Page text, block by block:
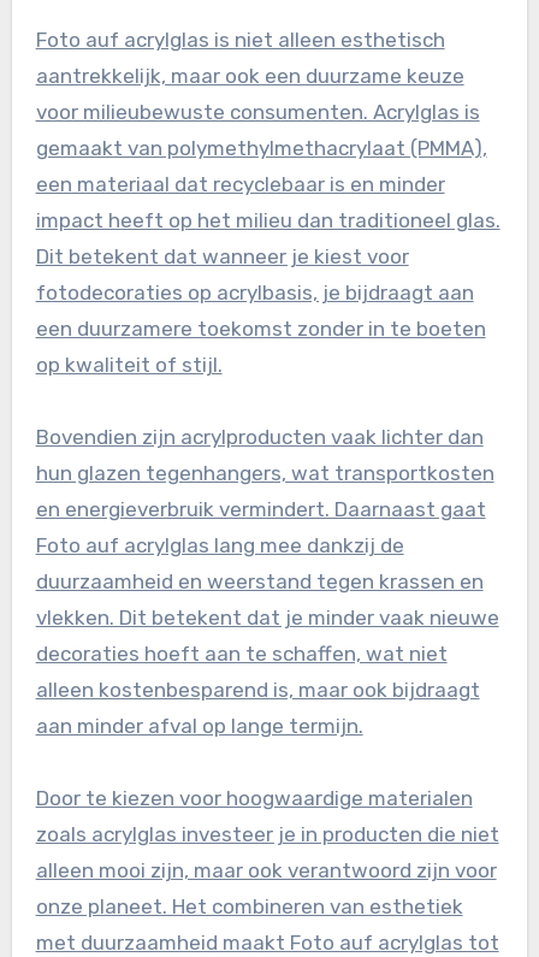
Foto auf acrylglas is niet alleen esthetisch
aantrekkelijk, maar ook een duurzame keuze
voor milieubewuste consumenten. Acrylglas is
gemaakt van polymethylmethacrylaat (PMMA),
een materiaal dat recyclebaar is en minder
impact heeft op het milieu dan traditioneel glas.
Dit betekent dat wanneer je kiest voor
fotodecoraties op acrylbasis, je bijdraagt aan
een duurzamere toekomst zonder in te boeten
op kwaliteit of stijl.
Bovendien zijn acrylproducten vaak lichter dan
hun glazen tegenhangers, wat transportkosten
en energieverbruik vermindert. Daarnaast gaat
Foto auf acrylglas lang mee dankzij de
duurzaamheid en weerstand tegen krassen en
vlekken. Dit betekent dat je minder vaak nieuwe
decoraties hoeft aan te schaffen, wat niet
alleen kostenbesparend is, maar ook bijdraagt
aan minder afval op lange termijn.
Door te kiezen voor hoogwaardige materialen
zoals acrylglas investeer je in producten die niet
alleen mooi zijn, maar ook verantwoord zijn voor
onze planeet. Het combineren van esthetiek
met duurzaamheid maakt Foto auf acrylglas tot